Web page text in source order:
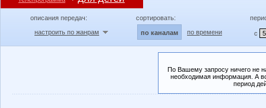
описания передач:
настроить по жанрам
сортировать:
по каналам по времени с
По Вашему запросу ничего не
необходимая информация. А
период